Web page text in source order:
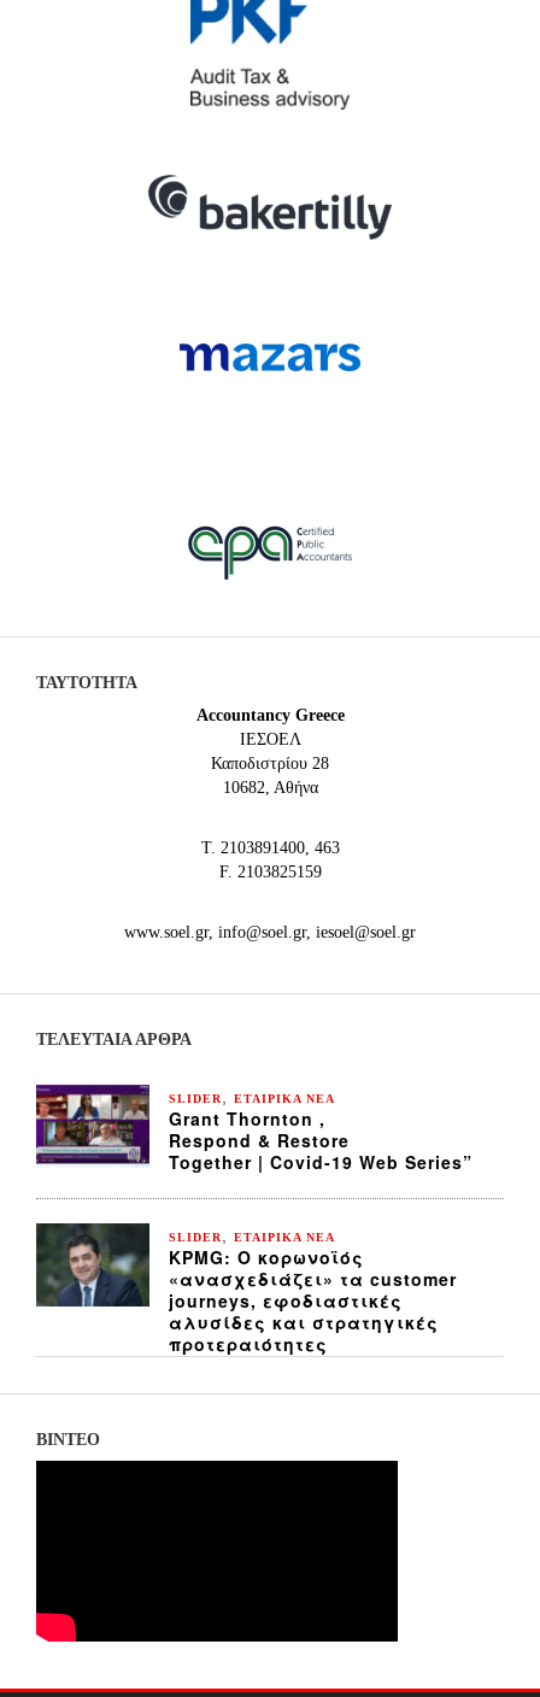
ΤΑΥΤΟΤΗΤΑ
Accountancy Greece
IEΣΟΕΛ
Καποδιστρίου 28
10682, Αθήνα
Τ. 2103891400, 463
F. 2103825159
www.soel.gr, info@soel.gr, iesoel@soel.gr
ΤΕΛΕΥΤΑΙΑ ΆΡΘΡΑ
SLIDER ΕΤΑΙΡΙΚΑ ΝΕΑ
Grant Thornton ,
Respond & Restore
Together | Covid-19 Web Series”
SLIDER ΕΤΑΙΡΙΚΑ ΝΕΑ
KPMG: Ο κορωνοϊός
«ανασχεδιάζει» τα customer
journeys, εφοδιαστικές
αλυσίδες και στρατηγικές
προτεραιότητες
ΒΙΝΤΕΟ